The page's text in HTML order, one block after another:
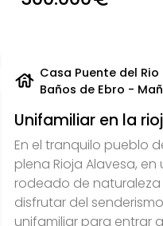
house Casa Puente del
Baños de Ebro -
Unifamiliar en la
En el tranquilo pueblo
plena Rioja Alavesa,
rodeado de
disfrutar del
unifamiliar para entrar a